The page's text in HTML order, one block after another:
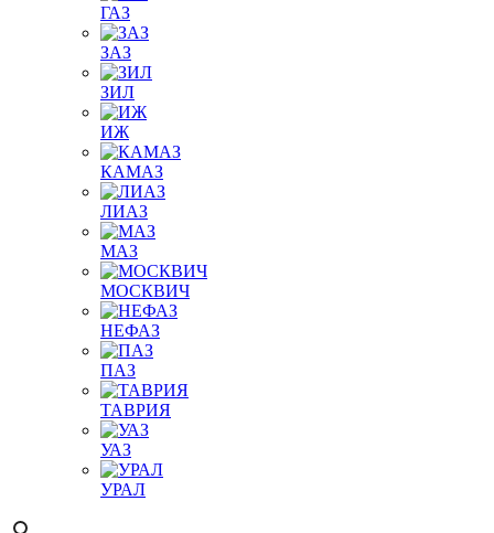
ГАЗ
ЗАЗ
ЗИЛ
ИЖ
КАМАЗ
ЛИАЗ
МАЗ
МОСКВИЧ
НЕФАЗ
ПАЗ
ТАВРИЯ
УАЗ
УРАЛ